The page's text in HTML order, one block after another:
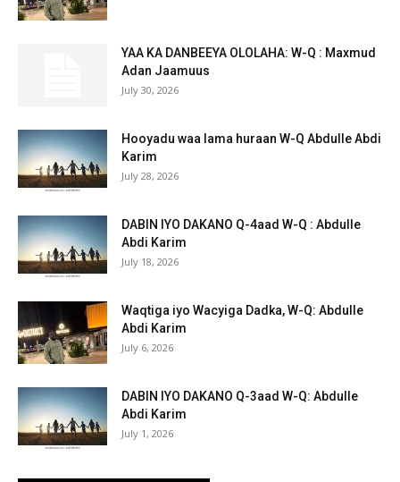
YAA KA DANBEEYA OLOLAHA: W-Q : Maxmud
Adan Jaamuus
July 30, 2026
Hooyadu waa lama huraan W-Q Abdulle Abdi
Karim
July 28, 2026
DABIN IYO DAKANO Q-4aad W-Q : Abdulle
Abdi Karim
July 18, 2026
Waqtiga iyo Wacyiga Dadka, W-Q: Abdulle
Abdi Karim
July 6, 2026
DABIN IYO DAKANO Q-3aad W-Q: Abdulle
Abdi Karim
July 1, 2026